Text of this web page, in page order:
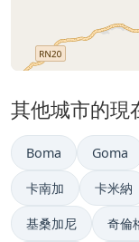
其他城市的現
Boma Goma
卡南加 卡米納
基桑加尼 奇倫